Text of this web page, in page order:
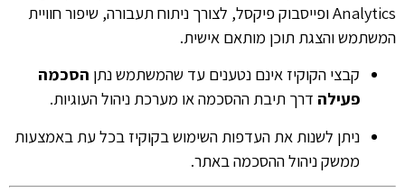
Analytics ופייסבוק פיקסל, לצורך ניתוח תעבורה, שיפור חוויית
המשתמש והצגת תוכן מותאם אישית.
קבצי הקוקיז אינם נטענים עד שהמשתמש נתן הסכמה
פעילה דרך תיבת ההסכמה או מערכת ניהול העוגיות.
ניתן לשנות את העדפות השימוש בקוקיז בכל עת באמצעות
ממשק ניהול ההסכמה באתר.